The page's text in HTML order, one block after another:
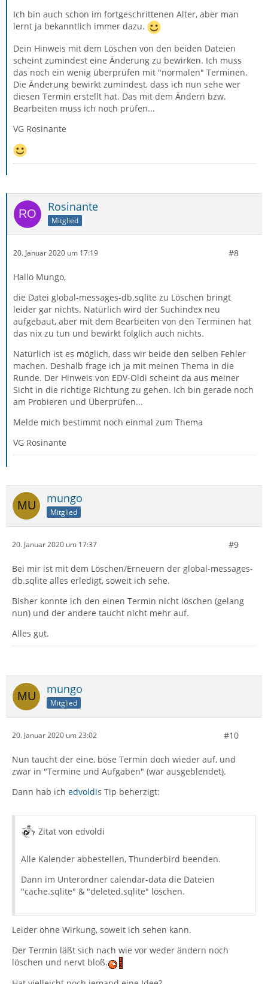
Ich bin auch schon im fortgeschrittenen Alter, aber man
lernt ja bekanntlich immer dazu.
Dein Hinweis mit dem Löschen von den beiden Dateien
scheint zumindest eine Änderung zu bewirken. Ich muss
das noch ein wenig überprüfen mit "normalen" Terminen.
Die Änderung bewirkt zumindest, dass ich nun sehe wer
diesen Termin erstellt hat. Das mit dem Ändern bzw.
Bearbeiten muss ich noch prüfen...
VG Rosinante
Rosinante
Mitglied
20. Januar 2020 um 17:19 #8
Hallo Mungo,
die Datei global-messages-db.sqlite zu Löschen bringt
leider gar nichts. Natürlich wird der Suchindex neu
aufgebaut, aber mit dem Bearbeiten von den Terminen hat
das nix zu tun und bewirkt folglich auch nichts.
Natürlich ist es möglich, dass wir beide den selben Fehler
machen. Deshalb frage ich ja mit meinen Thema in die
Runde. Der Hinweis von EDV-Oldi scheint da aus meiner
Sicht in die richtige Richtung zu gehen. Ich bin gerade noch
am Probieren und Überprüfen...
Melde mich bestimmt noch einmal zum Thema
VG Rosinante
mungo
Mitglied
20. Januar 2020 um 17:37 #9
Bei mir ist mit dem Löschen/Erneuern der global-messages-
db.sqlite alles erledigt, soweit ich sehe.
Bisher konnte ich den einen Termin nicht löschen (gelang
nun) und der andere taucht nicht mehr auf.
Alles gut.
mungo
Mitglied
20. Januar 2020 um 23:02 #10
Nun taucht der eine, böse Termin doch wieder auf, und
zwar in "Termine und Aufgaben" (war ausgeblendet).
Dann hab ich edvoldis Tip beherzigt:
Zitat von edvoldi
Alle Kalender abbestellen, Thunderbird beenden.
Dann im Unterordner calendar-data die Dateien
"cache.sqlite" & "deleted.sqlite" löschen.
Leider ohne Wirkung, soweit ich sehen kann.
Der Termin läßt sich nach wie vor weder ändern noch
löschen und nervt bloß.